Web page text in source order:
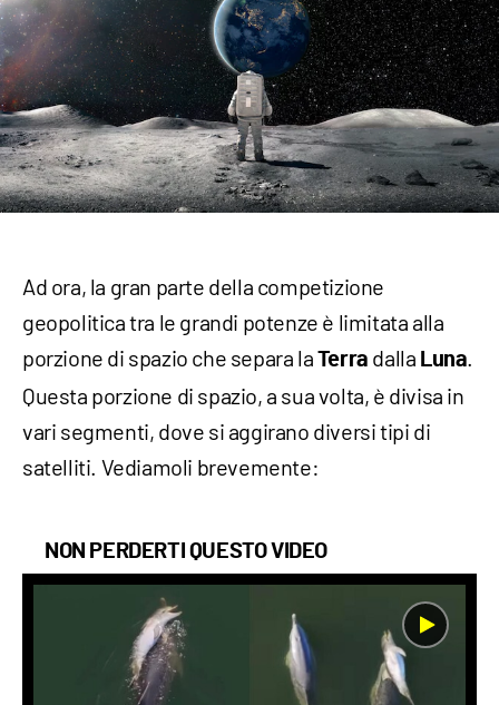
Ad ora, la gran parte della competizione
geopolitica tra le grandi potenze è limitata alla
porzione di spazio che separa la Terra dalla Luna.
Questa porzione di spazio, a sua volta, è divisa in
vari segmenti, dove si aggirano diversi tipi di
satelliti. Vediamoli brevemente:
NON PERDERTI QUESTO VIDEO